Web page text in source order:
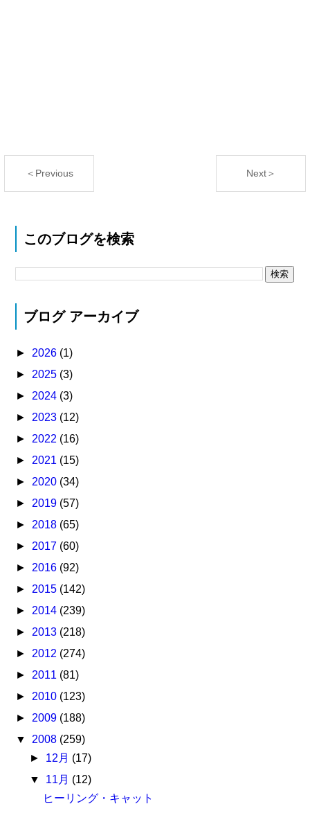
＜Previous Next＞
このブログを検索
ブログ アーカイブ
► 2026 (1)
► 2025 (3)
► 2024 (3)
► 2023 (12)
► 2022 (16)
► 2021 (15)
► 2020 (34)
► 2019 (57)
► 2018 (65)
► 2017 (60)
► 2016 (92)
► 2015 (142)
► 2014 (239)
► 2013 (218)
► 2012 (274)
► 2011 (81)
► 2010 (123)
► 2009 (188)
▼ 2008 (259)
► 12月 (17)
▼ 11月 (12)
ヒーリング・キャット